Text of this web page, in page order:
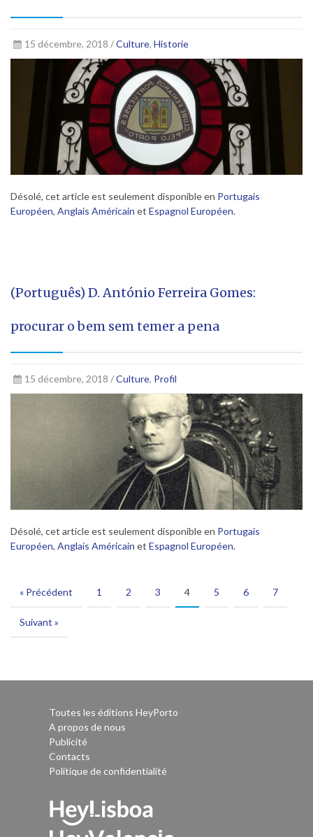
15 décembre, 2018 /Culture, Historie
Désolé, cet article est seulement disponible en Portugais
Européen, Anglais Américain et Espagnol Européen.
(Português) D. António Ferreira Gomes:
procurar o bem sem temer a pena
15 décembre, 2018 /Culture, Profil
Désolé, cet article est seulement disponible en Portugais
Européen, Anglais Américain et Espagnol Européen.
« Précédent 1 2 3 4 5 6 7
Suivant »
Toutes les éditions HeyPorto
A propos de nous
Publicité
Contacts
Politique de confidentialité